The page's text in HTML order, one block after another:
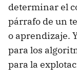
determinar el
párrafo de un
o aprendizaje.
para los
para la